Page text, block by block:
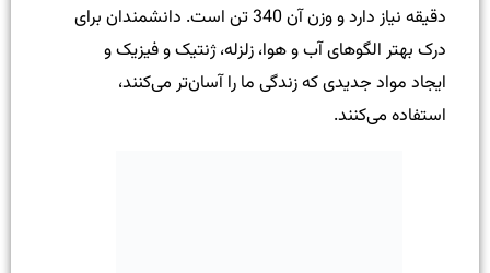
دقیقه نیاز دارد و وزن آن 340 تن است. دانشمندان برای
درک بهتر الگوهای آب و هوا، زلزله، ژنتیک و فیزیک و
ایجاد مواد جدیدی که زندگی ما را آسان‌تر می‌کنند،
استفاده می‌کنند.